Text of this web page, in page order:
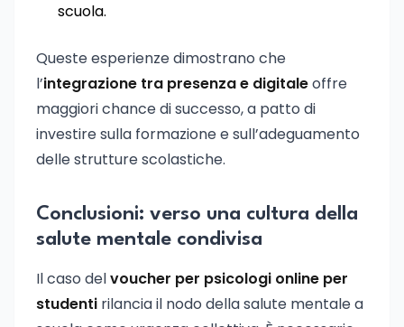
scuola.
Queste esperienze dimostrano che
l’integrazione tra presenza e digitaleoffre
maggiori chance di successo, a patto di
investire sulla formazione e sull’adeguamento
delle strutture scolastiche.
Conclusioni: verso una cultura della
salute mentale condivisa
Il caso delvoucher per psicologi online per
studenti rilancia il nodo della salute mentale a